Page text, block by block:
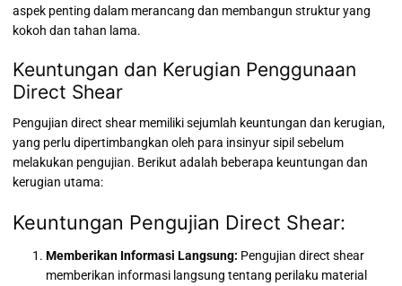
aspek penting dalam merancang dan membangun struktur yang
kokoh dan tahan lama.
Keuntungan dan Kerugian Penggunaan
Direct Shear
Pengujian direct shear memiliki sejumlah keuntungan dan kerugian,
yang perlu dipertimbangkan oleh para insinyur sipil sebelum
melakukan pengujian. Berikut adalah beberapa keuntungan dan
kerugian utama:
Keuntungan Pengujian Direct Shear:
Memberikan Informasi Langsung: Pengujian direct shear
memberikan informasi langsung tentang perilaku material